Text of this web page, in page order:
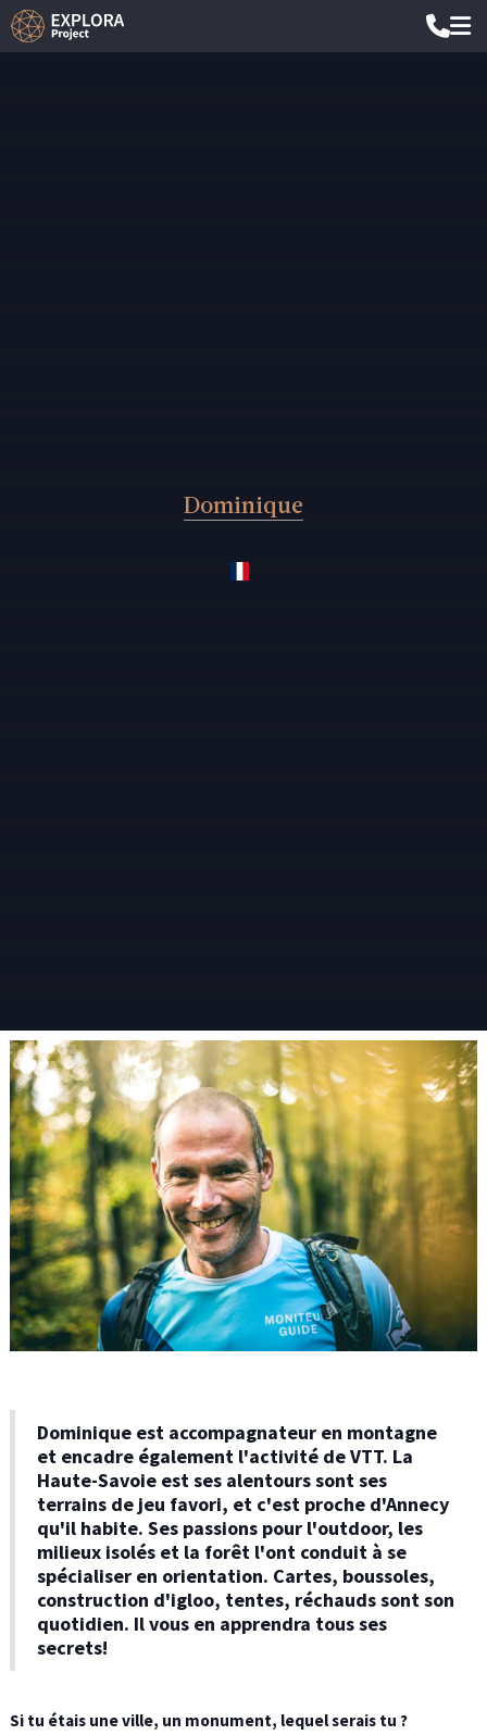
Dominique
Dominique est accompagnateur en montagne
et encadre également l'activité de VTT. La
Haute-Savoie est ses alentours sont ses
terrains de jeu favori, et c'est proche d'Annecy
qu'il habite. Ses passions pour l'outdoor, les
milieux isolés et la forêt l'ont conduit à se
spécialiser en orientation. Cartes, boussoles,
construction d'igloo, tentes, réchauds sont son
quotidien. Il vous en apprendra tous ses
secrets!
Si tu étais une ville, un monument, lequel serais tu ?